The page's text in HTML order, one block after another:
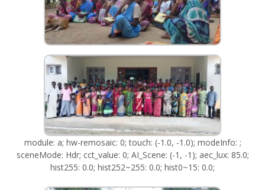
module: a; hw-remosaic: 0; touch: (-1.0, -1.0); modeInfo: ;
sceneMode: Hdr; cct_value: 0; AI_Scene: (-1, -1); aec_lux: 85.0;
hist255: 0.0; hist252~255: 0.0; hist0~15: 0.0;